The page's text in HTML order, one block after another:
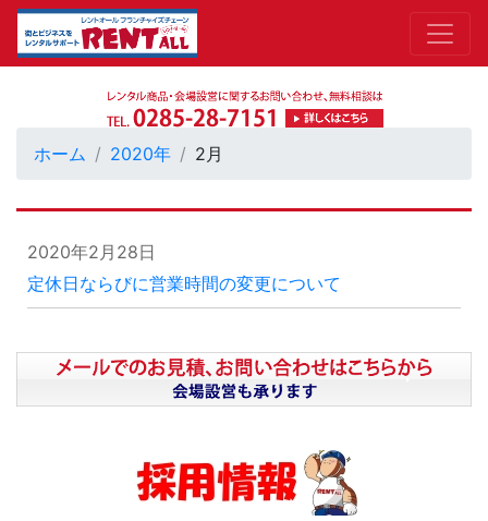
ホーム 2020年 2月
2020年2月28日
定休日ならびに営業時間の変更について